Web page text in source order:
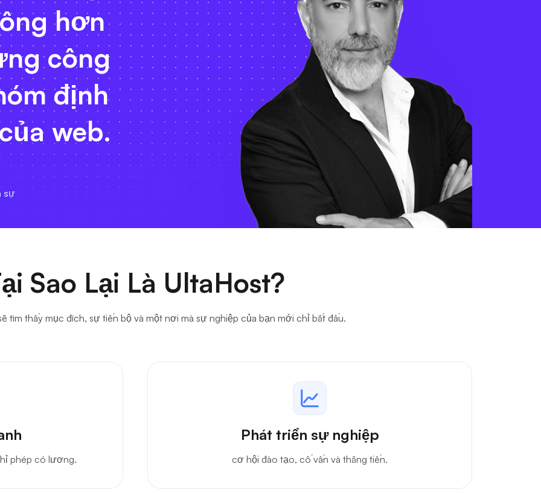
một bức tranh toàn
với đủ hình dạng, màu
và câu chuyện khác
Nhưng khi kết nối lại
nhau, chúng tôi tạo
một kiệt tác.
tìm thấy mục đích, sự tiến bộ và một nơi mà sự nghiệp của bạn mới chỉ bắt đầu.